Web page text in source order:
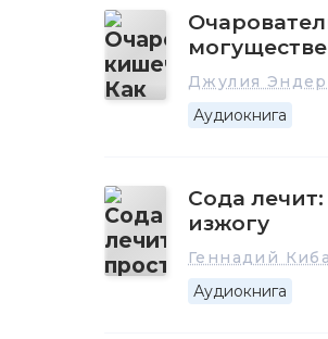
Джулия
Аудиокнига
Сода
изжогу
Геннадий
Аудиокнига